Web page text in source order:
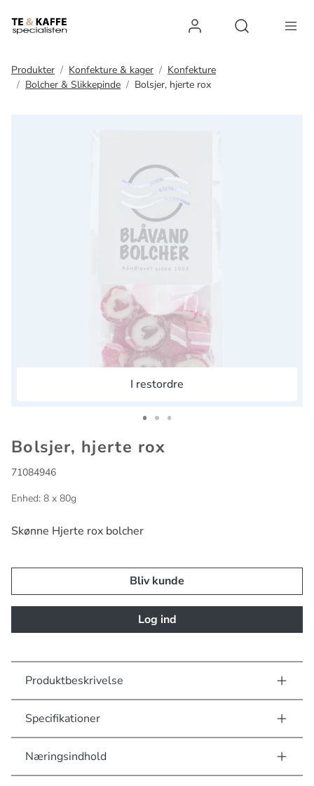
Log ind
Produkter Konfekture & kager
Konfekture
Bolcher & Slikkepinde
Bolsjer, hjerte rox
I restordre
Bolsjer, hjerte rox
71084946
Enhed: 8 x 80g
Skønne Hjerte rox bolcher
Bliv kunde
Log ind
Produktbeskrivelse
Specifikationer
Næringsindhold